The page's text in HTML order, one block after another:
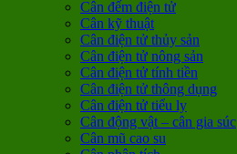
Cân đếm điện tử
Cân kỹ thuật
Cân điện tử thủy sản
Cân điện tử nông sản
Cân điện tử tính tiền
Cân điện tử thông dụng
Cân điện tử tiểu ly
Cân động vật – cân gia súc
Cân mũ cao su